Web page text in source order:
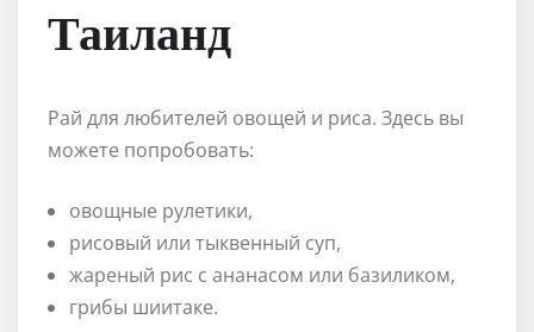
Таиланд
Рай для любителей овощей и риса. Здесь вы
можете попробовать:
овощные рулетики,
рисовый или тыквенный суп,
жареный рис с ананасом или базиликом,
грибы шиитаке.